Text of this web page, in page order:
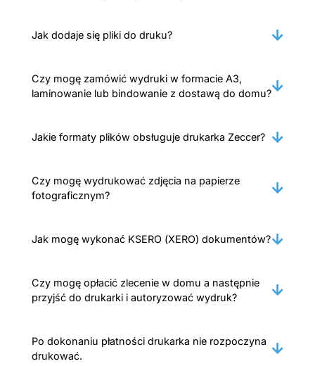
Jak dodaje się pliki do druku?
Czy mogę zamówić wydruki w formacie A3,
laminowanie lub bindowanie z dostawą do domu?
Jakie formaty plików obsługuje drukarka Zeccer?
Czy mogę wydrukować zdjęcia na papierze
fotograficznym?
Jak mogę wykonać KSERO (XERO) dokumentów?
Czy mogę opłacić zlecenie w domu a następnie
przyjść do drukarki i autoryzować wydruk?
Po dokonaniu płatności drukarka nie rozpoczyna
drukować.